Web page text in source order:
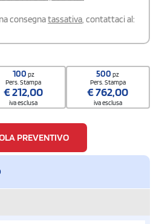
consegnatassativa, contattaci al:
100 pz
Pers. Stampa
€212,00
iva esclusa
500pz
Pers. Stampa
€762,00
iva esclusa
PREVENTIVO